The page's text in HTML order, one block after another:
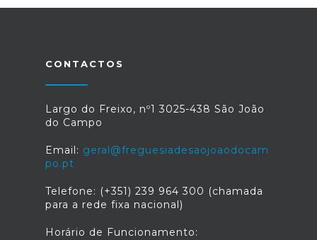
CONTACTOS
Largo do Freixo, nº1 3025-438 São João
do Campo
Email: geral@freguesiadesaojoaodocam
po.pt
Telefone: (+351) 239 964 300 (chamada
para a rede fixa nacional)
Horário de Funcionamento: